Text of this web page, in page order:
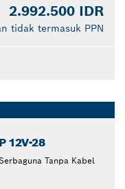
2.992.500 IDR
tidak termasuk PPN
12V-28
Tanpa Kabel